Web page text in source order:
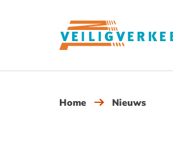
Home Nieuws